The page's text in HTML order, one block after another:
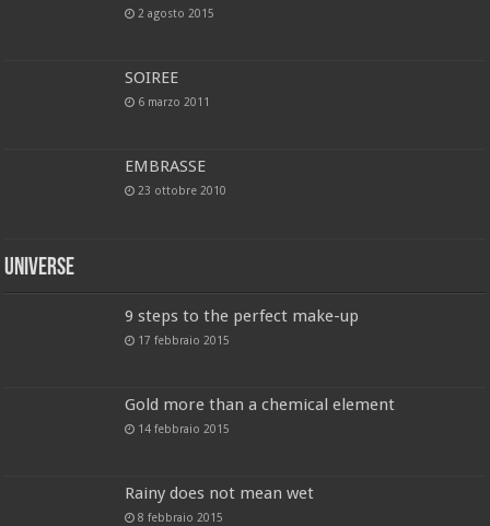
2 agosto 2015
SOIREE
6 marzo 2011
EMBRASSE
23 ottobre 2010
Universe
9 steps to the perfect make-up
17 febbraio 2015
Gold more than a chemical element
14 febbraio 2015
Rainy does not mean wet
8 febbraio 2015